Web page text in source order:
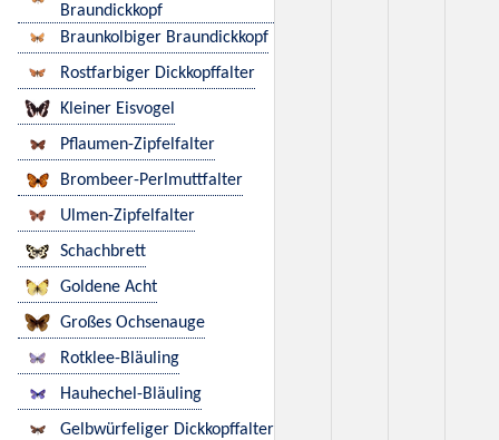
Braundickkopf
Braunkolbiger Braundickkopf
Rostfarbiger Dickkopffalter
Kleiner Eisvogel
Pflaumen-Zipfelfalter
Brombeer-Perlmuttfalter
Ulmen-Zipfelfalter
Schachbrett
Goldene Acht
Großes Ochsenauge
Rotklee-Bläuling
Hauhechel-Bläuling
Gelbwürfeliger Dickkopffalter